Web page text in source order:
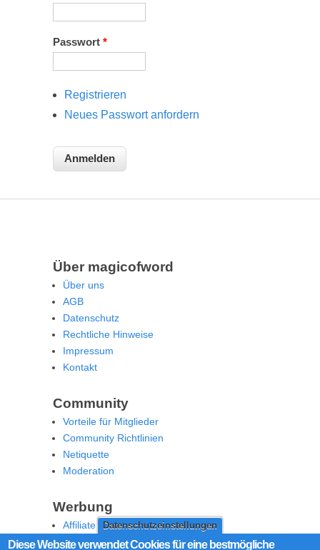
Datenschutzeinstellungen
Diese Website verwendet Cookies für eine bestmögliche
Passwort *
Registrieren
Neues Passwort anfordern
Über magicofword
Über uns
AGB
Datenschutz
Rechtliche Hinweise
Impressum
Kontakt
Community
Vorteile für Mitglieder
Community Richtlinien
Netiquette
Moderation
Werbung
Affiliate Offenlegung
Werben Sie auf MoW